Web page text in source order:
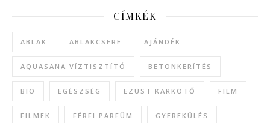
CÍMKÉK
ABLAK ABLAKCSERE AJÁNDÉK
AQUASANA VÍZTISZTÍTÓ BETONKERÍTÉS
BIO EGÉSZSÉG EZÜST KARKÖTŐ FILM
FILMEK FÉRFI PARFÜM GYEREKÜLÉS